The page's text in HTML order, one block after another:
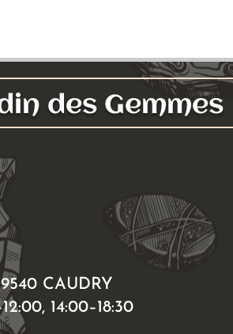
des Gemmes
CAUDRY
14:00–18:30